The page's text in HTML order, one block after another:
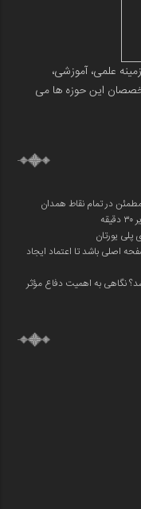
علمی، آموزشی،
این حوزه ها می
در تمام نقاط همدان
پلی یورتان
اصلی باشد تا اعتماد ایجاد
نگاهی به اهمیت دفاع مؤثر